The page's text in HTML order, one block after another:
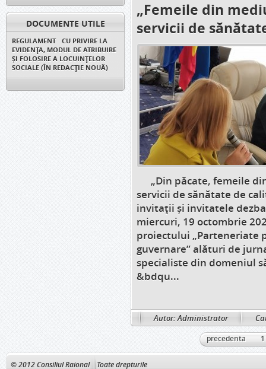
DOCUMENTE UTILE
REGULAMENT CU PRIVIRE LA
EVIDENȚA, MODUL DE ATRIBUIRE
ȘI FOLOSIRE A LOCUINȚELOR
SOCIALE (ÎN REDACȚIE NOUĂ)
„Femeile din
servicii de
„Din păcate, femeile
servicii de sănătate de
invitații și invitatele
miercuri, 19 octombrie
proiectului „Parteneriate
guvernare” alături de
specialiste din domeniul
&bdqu...
Autor: Administrator
precedenta 1
© 2012 Consiliul Raional Toate drepturile